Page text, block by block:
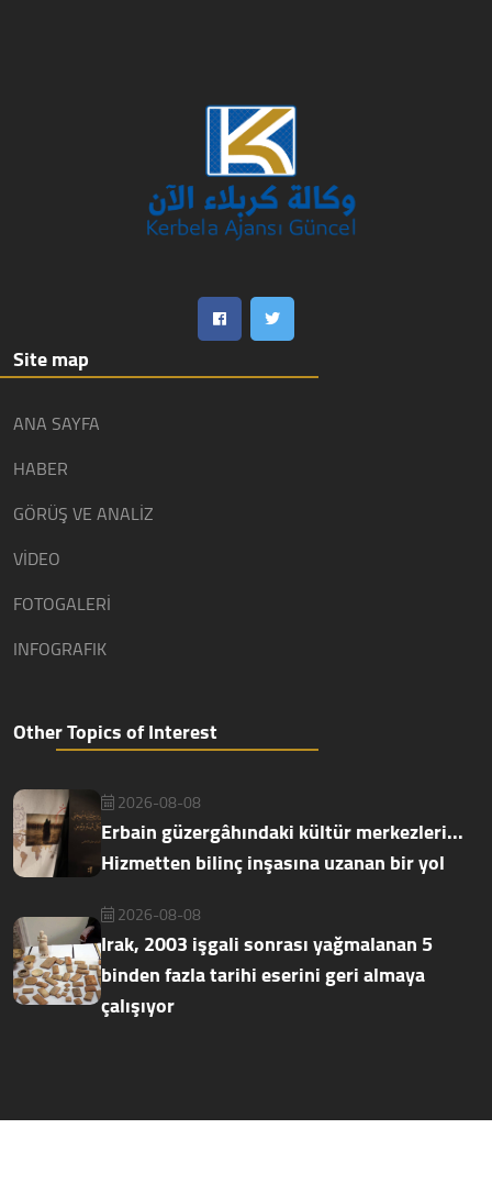
Site map
ANA SAYFA
HABER
GÖRÜŞ VE ANALİZ
VİDEO
FOTOGALERİ
INFOGRAFIK
Other Topics of Interest
2026-08-08
Erbain güzergâhındaki kültür merkezleri...
Hizmetten bilinç inşasına uzanan bir yol
2026-08-08
Irak, 2003 işgali sonrası yağmalanan 5
binden fazla tarihi eserini geri almaya
çalışıyor